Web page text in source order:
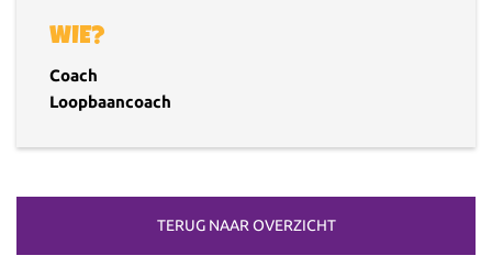
WIE?
Coach
Loopbaancoach
TERUG NAAR OVERZICHT